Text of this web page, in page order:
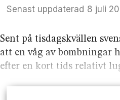
Senast uppdaterad
8 juli
Sent på tisdagskvällen
att en våg av bombningar
efter en kort tids relativt